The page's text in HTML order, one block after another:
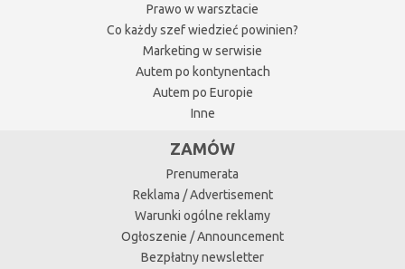
Prawo w warsztacie
Co każdy szef wiedzieć powinien?
Marketing w serwisie
Autem po kontynentach
Autem po Europie
Inne
ZAMÓW
Prenumerata
Reklama / Advertisement
Warunki ogólne reklamy
Ogłoszenie / Announcement
Bezpłatny newsletter